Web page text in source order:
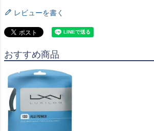
レビューを書く
おすすめ商品